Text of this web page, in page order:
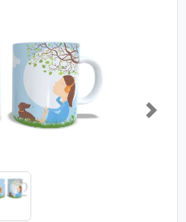
Next